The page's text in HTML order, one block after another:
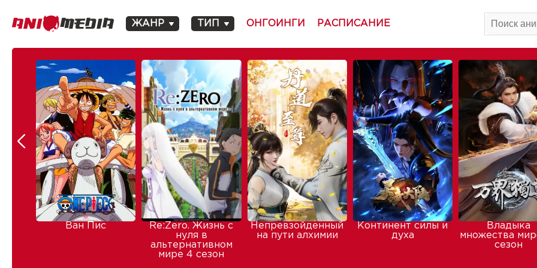
ЖАНР ТИП ОНГОИНГИ РАСПИСАНИЕ
Ван Пис
Re:Zero. Жизнь с
нуля в
альтернативном
мире 4 сезон
Непревзойденный
на пути алхимии
Континент силы и
духа
Владыка
множества
сезон